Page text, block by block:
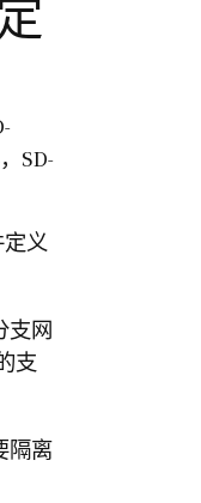
SD-
定义
支网
支
隔离